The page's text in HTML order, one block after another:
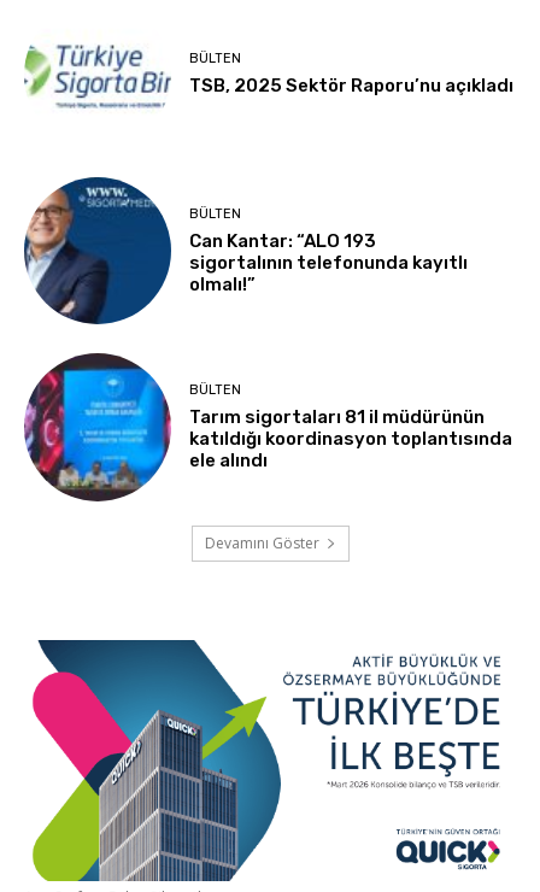
BÜLTEN
TSB, 2025 Sektör Raporu’nu açıkladı
BÜLTEN
Can Kantar: “ALO 193
sigortalının telefonunda kayıtlı
olmalı!”
BÜLTEN
Tarım sigortaları 81 il müdürünün
katıldığı koordinasyon toplantısında
ele alındı
Devamını Göster